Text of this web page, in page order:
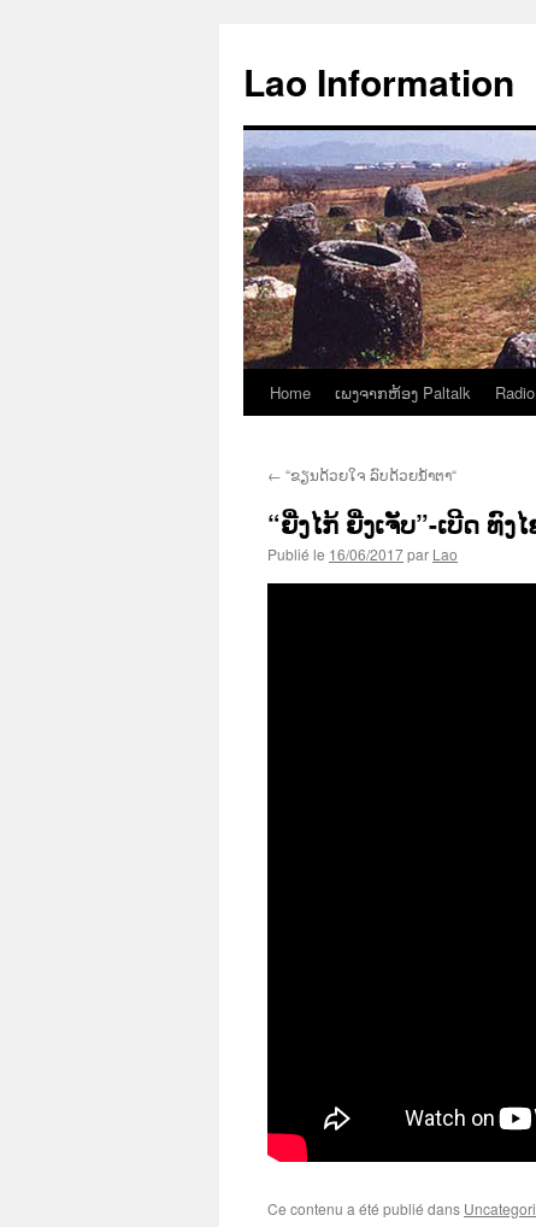
contenu
Lao Information
Home ເພງຈາກຫ້ອງ Paltalk Radio
← “ຂຽນດ້ວຍໃຈ ລົບດ້ວຍນໍ້າຕາ“
“ຍີ່ງໄກ້ ຍີ່ງເຈັບ”-ເບີດ ທົ
Publié le 16/06/2017par Lao
Ce contenu a été publié dans